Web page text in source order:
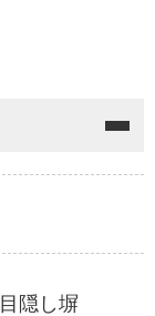
メニ
隠し塀